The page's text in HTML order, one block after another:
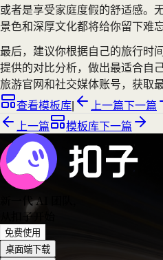
或者是享受家庭度假的舒适感。
景色和深厚文化都将给你留下难
最后，建议你根据自己的旅行时
提供的对比分析，做出最适合自
旅游官网和社交媒体账号，获取
查看模板库
上一篇下一篇
上一篇
模板库下一篇
新一代 AI 团队
从扣子开始
免费使用
桌面端下载